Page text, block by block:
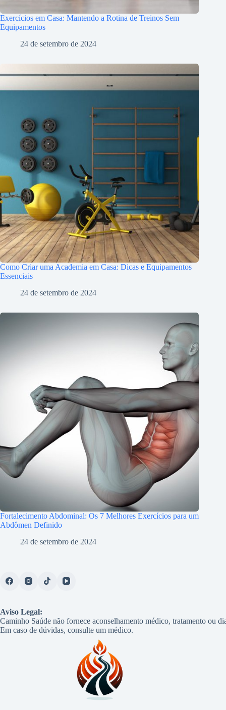
Exercícios em Casa: Mantendo a Rotina de Treinos Sem
Equipamentos
24 de setembro de 2024
Como Criar uma Academia em Casa: Dicas e Equipamentos
Essenciais
24 de setembro de 2024
Fortalecimento Abdominal: Os 7 Melhores Exercícios para um
Abdômen Definido
24 de setembro de 2024
Aviso Legal:
Caminho Saúde não fornece aconselhamento médico, tratamento ou
Em caso de dúvidas, consulte um médico.